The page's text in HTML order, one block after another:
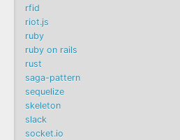
rfid
riot.js
ruby
ruby on rails
rust
saga-pattern
sequelize
skeleton
slack
socket.io